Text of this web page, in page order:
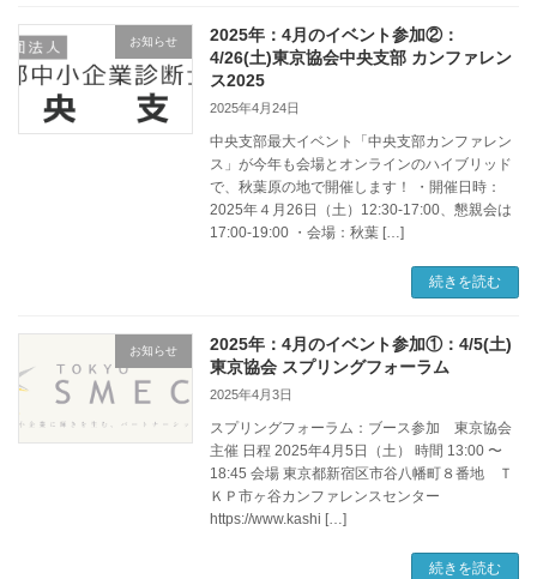
お知らせ
2025年：4月のイベント参加②：
4/26(土)東京協会中央支部 カンファレン
ス2025
2025年4月24日
中央支部最大イベント「中央支部カンファレン
ス」が今年も会場とオンラインのハイブリッド
で、秋葉原の地で開催します！ ・開催日時：
2025年４月26日（土）12:30-17:00、懇親会は
17:00-19:00 ・会場：秋葉 […]
続きを読む
お知らせ
2025年：4月のイベント参加①：4/5(土)
東京協会 スプリングフォーラム
2025年4月3日
スプリングフォーラム：ブース参加 東京協会
主催 日程 2025年4月5日（土） 時間 13:00 〜
18:45 会場 東京都新宿区市谷八幡町８番地 Ｔ
ＫＰ市ヶ谷カンファレンスセンター
https://www.kashi […]
続きを読む